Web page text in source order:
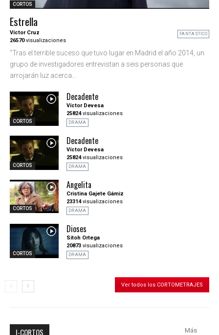
CORTOS
Estrella
Víctor Cruz
26570visualizaciones
FANTASTICO
“Tras el terrible suceso que tuvo lugar en Madrid el año 2014, un
grupo de investigadores entrevistan a seis personas que
arrojarán luz acerca...
CORTOS
Decadente
Víctor Devesa
25824visualizaciones
DRAMA
CORTOS
Decadente
Víctor Devesa
25824visualizaciones
DRAMA
CORTOS
Angelita
Cristina Gajete Gámiz
23314visualizaciones
DRAMA
CORTOS
Dioses
Sitoh Ortega
20873 visualizaciones
DRAMA
Ver todos los CORTOMETRAJES
I-CORTOS
Más